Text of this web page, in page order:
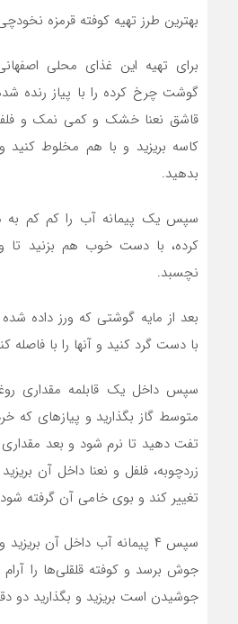
بهترین طرز تهیه کوفته قرمزه
برای تهیه این غذای محلی
گوشت چرخ کرده را با پیاز رنده
قاشق نعنا خشک و کمی نمک و
کاسه بریزید و با هم مخلوط
بدهید.
سپس یک پیمانه آب را کم کم به
کرده، با دست خوب هم بزنید
نچسبد.
بعد از مایه گوشتی که ورز داده شده
با دست گرد کنید و آنها را با فاصله
سپس داخل یک قابلمه مقداری
متوسط گاز بگذارید و پیازهای که
تفت دهید تا نرم شود و بعد
زردچوبه، فلفل و نعنا داخل آن
تغییر کند و بوی خامی آن گرفته
سپس ۴ پیمانه آب داخل آن
جوش برسد و کوفته قلقلی‌ها را
جوشیدن است بریزید و بگذارید دو